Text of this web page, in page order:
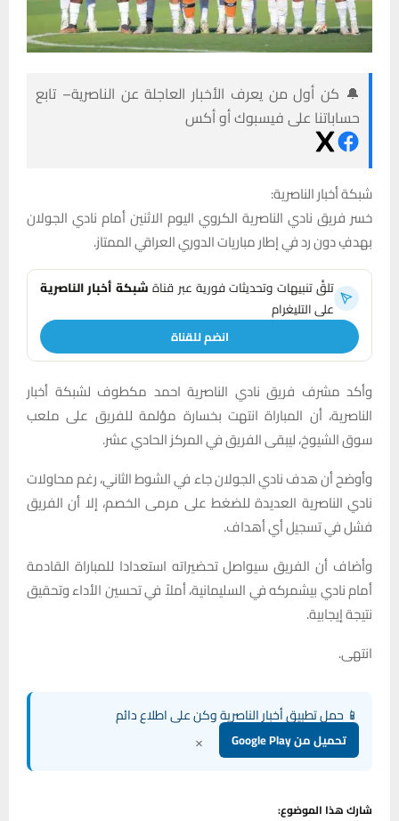
🔔 كن أول من يعرف الأخبار العاجلة عن الناصرية– تابع
حساباتنا على فيسبوك أو أكس
شبكة أخبار الناصرية:
خسر فريق نادي الناصرية الكروي اليوم الاثنين أمام نادي الجولان
بهدفٍ دون رد في إطار مباريات الدوري العراقي الممتاز.
تلقَّ تنبيهات وتحديثات فورية عبر قناةشبكة أخبار الناصرية
على التليغرام
انضم للقناة
وأكد مشرف فريق نادي الناصرية احمد مكطوف لشبكة أخبار
الناصرية، أن المباراة انتهت بخسارة مؤلمة للفريق على ملعب
سوق الشيوخ، ليبقى الفريق في المركز الحادي عشر.
وأوضح أن هدف نادي الجولان جاء في الشوط الثاني، رغم محاولات
نادي الناصرية العديدة للضغط على مرمى الخصم، إلا أن الفريق
فشل في تسجيل أي أهداف.
وأضاف أن الفريق سيواصل تحضيراته استعدادا للمباراة القادمة
أمام نادي بيشمركه في السليمانية، أملاً في تحسين الأداء وتحقيق
نتيجة إيجابية.
انتهى.
📱 حمل تطبيق أخبار الناصرية وكن على اطلاع دائم
تحميل من Google Play ×
شارك هذا الموضوع: